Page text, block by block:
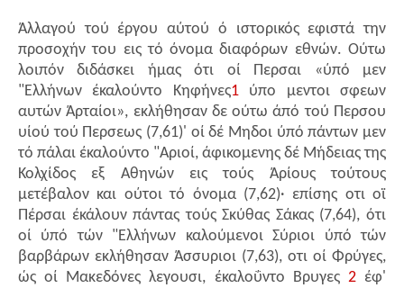
Άλλαγού τού έργου αύτού ό ιστορικός εφιστά την
προσοχήν του εις τό όνομα διαφόρων εθνών. Ούτω
λοιπόν διδάσκει ήμας ότι οί Περσαι «ύπό μεν
"Ελλήνων έκαλούντο Κηφήνες1ύπο μεντοι σφεων
αυτών Άρταίοι», εκλήθησαν δε ούτω άπό τού Περσου
υίού τού Περσεως (7,61)' οί δέ Μηδοι ύπό πάντων μεν
τό πάλαι έκαλούντο "Αριοί, άφικομενης δέ Μήδειας της
Κολχίδος εξ Αθηνών εις τούς Άρίους τούτους
μετέβαλον και ούτοι τό όνομα (7,62)· επίσης οτι οϊ
Πέρσαι έκάλουν πάντας τούς Σκύθας Σάκας (7,64), ότι
οί ύπό τών "Ελλήνων καλούμενοι Σύριοι ύπό τών
βαρβάρων εκλήθησαν Άσσυριοι (7,63), οτι οί Φρύγες,
ώς οί Μακεδόνες λεγουσι, έκαλοΰντο Βρυγες 2 έφ'